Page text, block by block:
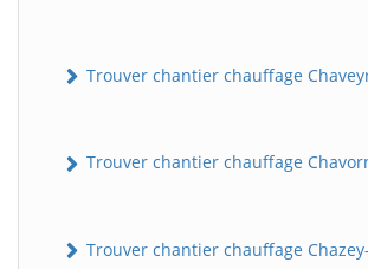
Trouver chantier chauffage
Trouver chantier chauffage
Trouver chantier chauffage